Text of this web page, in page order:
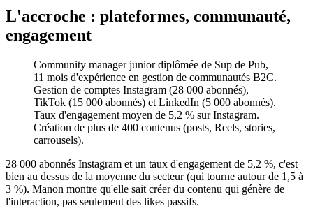
L'accroche : plateformes, communauté,
engagement
Community manager junior diplômée de Sup de Pub,
11 mois d'expérience en gestion de communautés B2C.
Gestion de comptes Instagram (28 000 abonnés),
TikTok (15 000 abonnés) et LinkedIn (5 000 abonnés).
Taux d'engagement moyen de 5,2 % sur Instagram.
Création de plus de 400 contenus (posts, Reels, stories,
carrousels).
28 000 abonnés Instagram et un taux d'engagement de 5,2 %, c'est
bien au dessus de la moyenne du secteur (qui tourne autour de 1,5 à
3 %). Manon montre qu'elle sait créer du contenu qui génère de
l'interaction, pas seulement des likes passifs.